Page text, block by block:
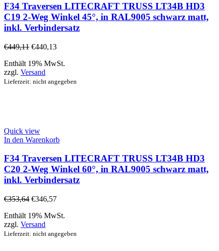
F34 Traversen LITECRAFT TRUSS LT34B HD3
C19 2-Weg Winkel 45°, in RAL9005 schwarz matt,
inkl. Verbindersatz
€449,11 €440,13
Enthält 19% MwSt.
zzgl. Versand
Lieferzeit: nicht angegeben
Quick view
In den Warenkorb
F34 Traversen LITECRAFT TRUSS LT34B HD3
C20 2-Weg Winkel 60°, in RAL9005 schwarz matt,
inkl. Verbindersatz
€353,64 €346,57
Enthält 19% MwSt.
zzgl. Versand
Lieferzeit: nicht angegeben